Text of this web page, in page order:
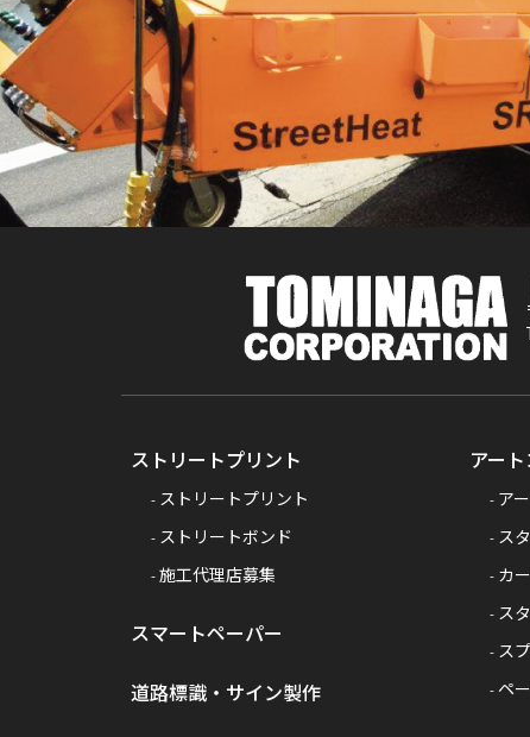
ストリートプリント
ストリートプリント
ストリートボンド
施工代理店募集
スマートペーパー
道路標識・サイン製作
アー
ア
ス
カ
ス
ス
ペ